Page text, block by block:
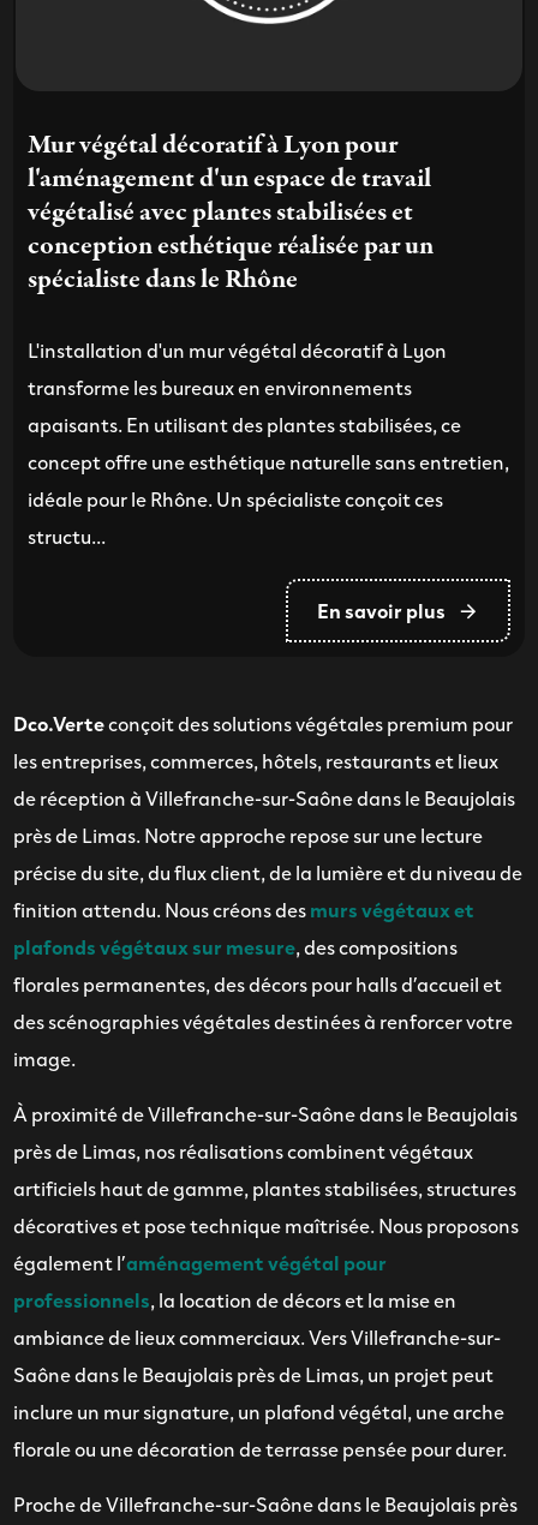
Mur végétal décoratif à Lyon pour
l'aménagement d'un espace de travail
végétalisé avec plantes stabilisées et
conception esthétique réalisée par un
spécialiste dans le Rhône
L'installation d'un mur végétal décoratif à Lyon
transforme les bureaux en environnements
apaisants. En utilisant des plantes stabilisées, ce
concept offre une esthétique naturelle sans entretien,
idéale pour le Rhône. Un spécialiste conçoit ces
structu...
En savoir plus
Dco.Verteconçoit des solutions végétales premium pour
les entreprises, commerces, hôtels, restaurants et lieux
de réception à Villefranche-sur-Saône dans le Beaujolais
près de Limas. Notre approche repose sur une lecture
précise du site, du flux client, de la lumière et du niveau de
finition attendu. Nous créons desmurs végétaux et
plafonds végétaux sur mesure, des compositions
florales permanentes, des décors pour halls d’accueil et
des scénographies végétales destinées à renforcer votre
image.
À proximité de Villefranche-sur-Saône dans le Beaujolais
près de Limas, nos réalisations combinent végétaux
artificiels haut de gamme, plantes stabilisées, structures
décoratives et pose technique maîtrisée. Nous proposons
également l’aménagement végétal pour
professionnels, la location de décors et la mise en
ambiance de lieux commerciaux. Vers Villefranche-sur-
Saône dans le Beaujolais près de Limas, un projet peut
inclure un mur signature, un plafond végétal, une arche
florale ou une décoration de terrasse pensée pour durer.
Proche de Villefranche-sur-Saône dans le Beaujolais près